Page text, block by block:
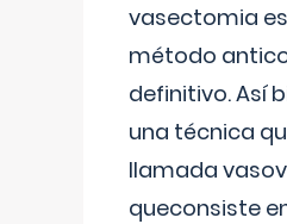
vasectomia
método
definitivo. Así
una técnica
llamada
queconsiste